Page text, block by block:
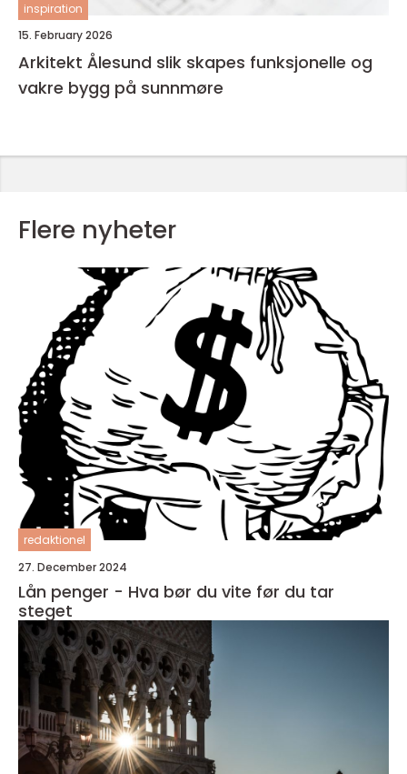
inspiration
15. February 2026
Arkitekt Ålesund slik skapes funksjonelle og
vakre bygg på sunnmøre
Flere nyheter
redaktionel
27. December 2024
Lån penger - Hva bør du vite før du tar
steget